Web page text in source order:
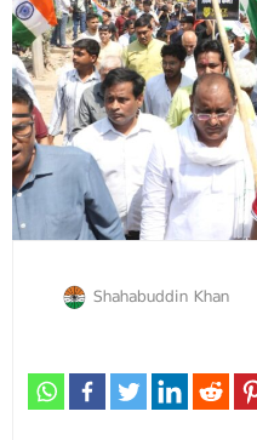
Shahabuddin Khan